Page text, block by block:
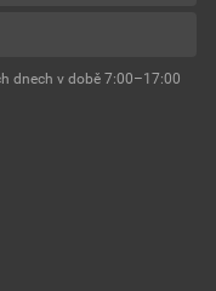
dnech v době 7:00–17:00